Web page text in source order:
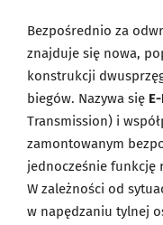
Bezpośrednio za
znajduje się nowa,
konstrukcji
biegów. Nazywa się
Transmission) i
zamontowanym
jednocześnie funkcję
W zależności od
w napędzaniu tylnej